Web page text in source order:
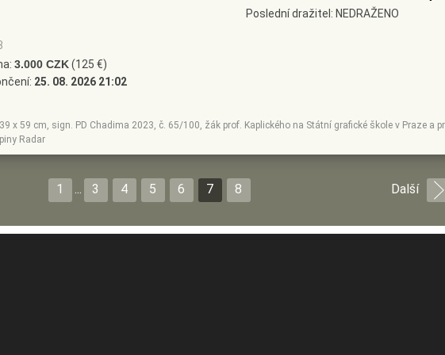
3.000 CZK(125 €)
25. 08. 2026 21:02
x 59 cm, sign. PD Chadima 2023, č. 65/100, žák prof. Kaplického na Státní grafické škole v Praze a
Radar
Poslední dražitel: NEDRAŽENO
Další
1 ... 3 4 5 6 7 8